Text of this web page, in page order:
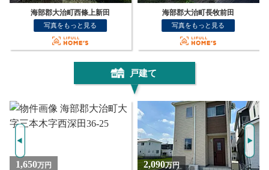
海部郡大治町長牧前田
写真をもっと見る 写真をもっと見る
戸建て
2,090万円 2,349万円